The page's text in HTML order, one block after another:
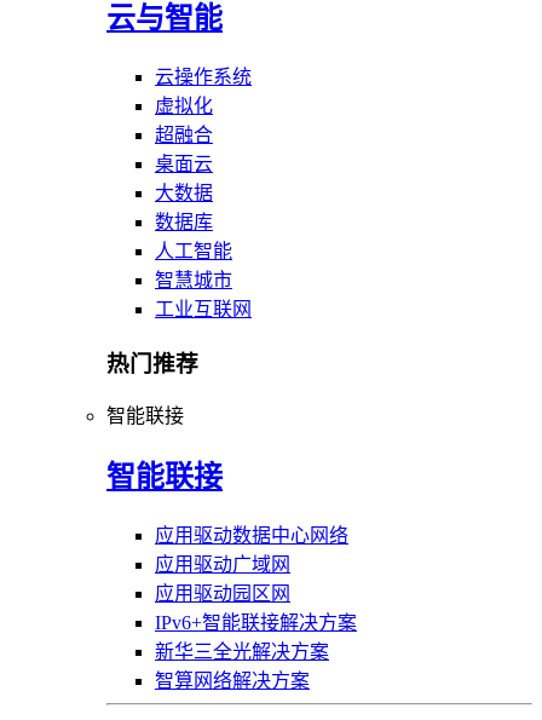
云与智能
云操作系统
虚拟化
超融合
桌面云
大数据
数据库
人工智能
智慧城市
工业互联网
热门推荐
智能联接
智能联接
应用驱动数据中心网络
应用驱动广域网
应用驱动园区网
IPv6+智能联接解决方案
新华三全光解决方案
智算网络解决方案